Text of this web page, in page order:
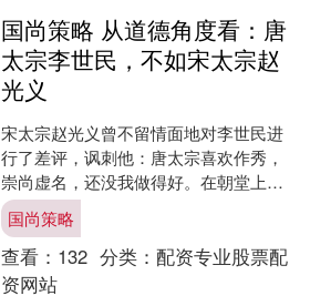
国尚策略 从道德角度看：唐
太宗李世民，不如宋太宗赵
光义
宋太宗赵光义曾不留情面地对李世民进
行了差评，讽刺他：唐太宗喜欢作秀，
崇尚虚名，还没我做得好。在朝堂上，
大臣们纷纷称赞赵光义英明，纷纷为他
拍手叫好，甚至称他和汉武....
国尚策略
查看： 132 分类： 配资专业股票配
资网站